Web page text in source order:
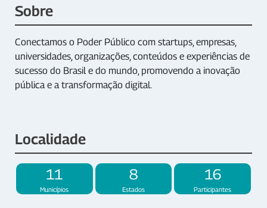
Sobre
Conectamos o Poder Público com startups, empresas,
universidades, organizações, conteúdos e experiências de
sucesso do Brasil e do mundo, promovendo a inovação
pública e a transformação digital.
Localidade
11
Municípios
8
Estados
16
Participantes